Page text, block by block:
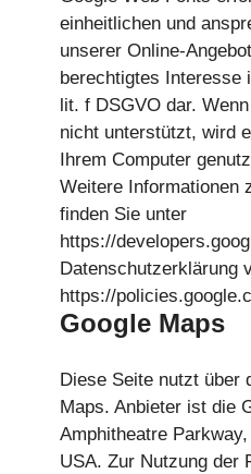
einheitlichen und
unserer Online-
berechtigtes Interesse
lit. f DSGVO dar.
nicht unterstützt, wird
Ihrem Computer
Weitere Informationen
finden Sie unter
https://
Datenschutzerklärung
https://
Google Maps
Diese Seite nutzt über
Maps. Anbieter ist die
Amphitheatre
USA. Zur Nutzung der